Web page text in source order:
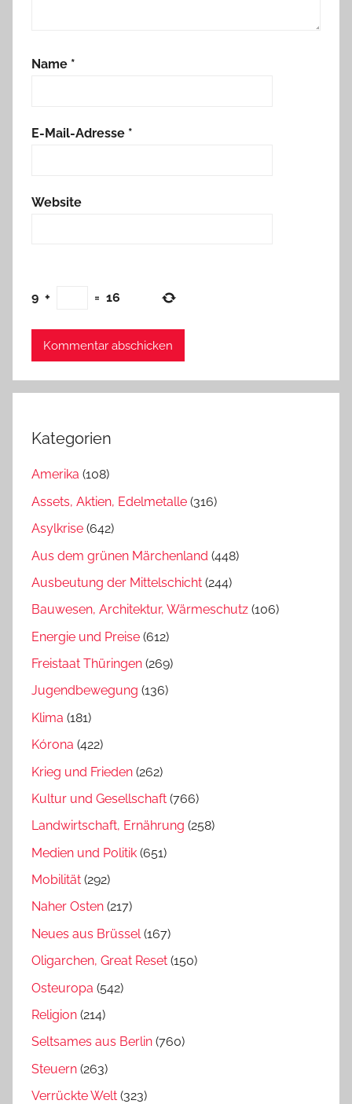
Name *
E-Mail-Adresse *
Website
9 + = 16
Kategorien
Amerika (108)
Assets, Aktien, Edelmetalle (316)
Asylkrise (642)
Aus dem grünen Märchenland (448)
Ausbeutung der Mittelschicht (244)
Bauwesen, Architektur, Wärmeschutz (106)
Energie und Preise (612)
Freistaat Thüringen (269)
Jugendbewegung (136)
Klima (181)
Kórona (422)
Krieg und Frieden (262)
Kultur und Gesellschaft (766)
Landwirtschaft, Ernährung (258)
Medien und Politik (651)
Mobilität (292)
Naher Osten (217)
Neues aus Brüssel (167)
Oligarchen, Great Reset (150)
Osteuropa (542)
Religion (214)
Seltsames aus Berlin (760)
Steuern (263)
Verrückte Welt (323)